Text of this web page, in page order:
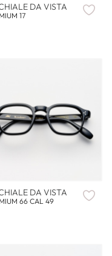
DA VISTA
17
DA VISTA
66 CAL 49